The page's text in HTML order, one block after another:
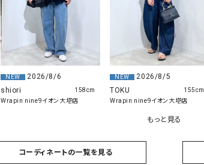
NEW
2026/8/6
shiori
Wrapin nine9イオン大塔店
158cm
NEW
2026/8/5
TOKU
Wrapin nine9イオン大塔店
155cm
もっと見る
コーディネートの一覧を見る